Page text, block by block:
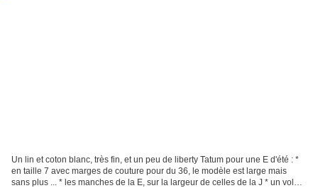
Un lin et coton blanc, très fin, et un peu de liberty Tatum pour une E d'été : *
en taille 7 avec marges de couture pour du 36, le modèle est large mais
sans plus ... * les manches de la E, sur la largeur de celles de la J * un volant